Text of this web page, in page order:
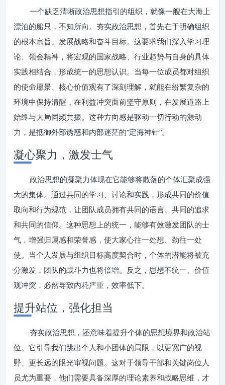
一个缺乏清晰政治思想指引的组织，就像一艘在大海上
漂泊的船只，不知所向。夯实政治思想，首先在于明确组织
的根本宗旨、发展战略和奋斗目标。这要求我们深入学习理
论、领会精神，将宏观的国家战略、行业趋势与自身的具体
实践相结合，形成统一的思想认识。当每一位成员都对组织
的使命愿景、核心价值观有了深刻理解，就能在纷繁复杂的
环境中保持清醒，在利益冲突面前坚守原则，在发展道路上
始终与大局同频共振。这种方向感是驱动一切行动的源动
力，是抵御外部诱惑和内部迷茫的“定海神针”。
凝心聚力，激发士气
政治思想的凝聚力体现在它能够将散落的个体汇聚成强
大的集体。通过共同的学习、讨论和实践，形成共同的价值
取向和行为规范，让团队成员拥有共同的语言、共同的追求
和共同的信仰。这种思想上的统一，能够有效激发团队的士
气，增强归属感和荣誉感，使大家心往一处想、劲往一处
使。当个人发展与组织目标高度契合时，个体的潜能将被充
分激发，团队的战斗力也将倍增。反之，思想不统一、价值
观冲突，必然导致内耗严重，效率低下。
提升站位，强化担当
夯实政治思想，还意味着提升个体的思想境界和政治站
位。它引导我们跳出个人和小团体的局限，以更宽广的视
野、更长远的眼光审视问题。这对于领导干部和关键岗位人
员尤为重要，他们需要具备深厚的理论素养和战略思维，才